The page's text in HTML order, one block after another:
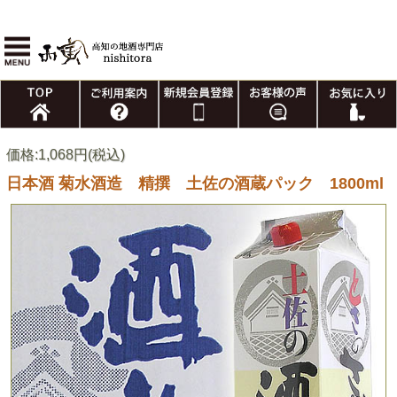
価格:1,068円(税込)
日本酒 菊水酒造 精撰 土佐の酒蔵パック 1800ml